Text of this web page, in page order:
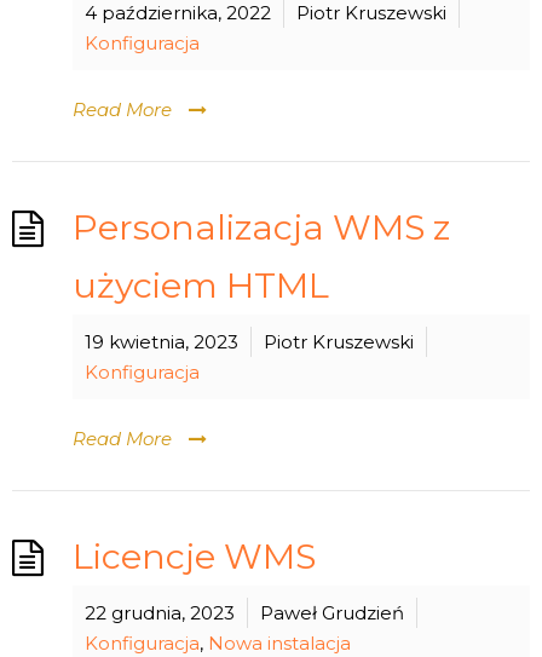
4 października, 2022
Piotr Kruszewski
Konfiguracja
Read More
Personalizacja WMS z
użyciem HTML
19 kwietnia, 2023
Piotr Kruszewski
Konfiguracja
Read More
Licencje WMS
22 grudnia, 2023
Paweł Grudzień
Konfiguracja, Nowa instalacja